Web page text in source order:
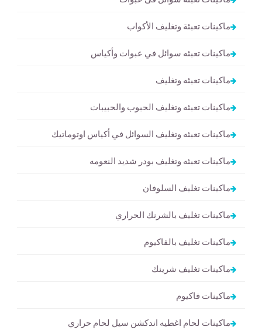
ماكينات تعبئة وتغليف الأكواب
ماكينات تعبئه سوائل في عبوات وأكياس
ماكينات تعبئه وتغليف
ماكينات تعبئه وتغليف الحبوب والحبيبات
ماكينات تعبئه وتغليف السوائل في أكياس اوتوماتيك
ماكينات تعبئه وتغليف بودر شديد النعومه
ماكينات تغليف السلوفان
ماكينات تغليف بالشرنك الحراري
ماكينات تغليف بالفاكيوم
ماكينات تغليف شرينك
ماكينات فاكيوم
ماكينات لحام اغطيه اندكشن سيل لحام حراري